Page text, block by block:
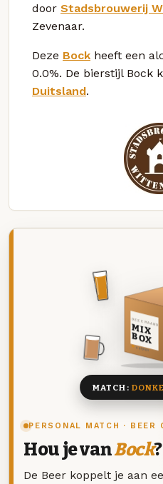
door Stadsbrouwerij
Zevenaar.
Deze Bock heeft een
0.0%. De bierstijl Bock
Duitsland.
PERSONAL MATCH · BEER
Hou je vanBock?
De Beer koppelt je aan
DEZE MAAND
MIX
BOX
8 BIEREN
MATCH: